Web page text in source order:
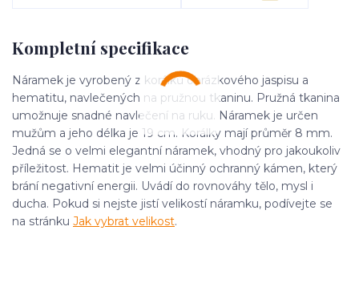
Kompletní specifikace
Náramek je vyrobený z korálků obrázkového jaspisu a
hematitu, navlečených na pružnou tkaninu. Pružná tkanina
umožnuje snadné navlečení na ruku. Náramek je určen
mužům a jeho délka je 19 cm. Korálky mají průměr 8 mm.
Jedná se o velmi elegantní náramek, vhodný pro jakoukoliv
příležitost. Hematit je velmi účinný ochranný kámen, který
brání negativní energii. Uvádí do rovnováhy tělo, mysl i
ducha. Pokud si nejste jistí velikostí náramku, podívejte se
na stránku Jak vybrat velikost.